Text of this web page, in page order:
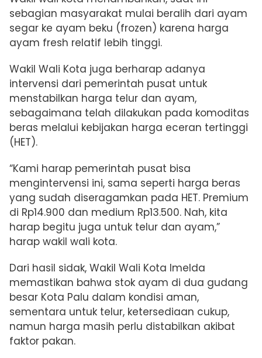
sebagian masyarakat mulai beralih dari ayam
segar ke ayam beku (frozen) karena harga
ayam fresh relatif lebih tinggi.
Wakil Wali Kota juga berharap adanya
intervensi dari pemerintah pusat untuk
menstabilkan harga telur dan ayam,
sebagaimana telah dilakukan pada komoditas
beras melalui kebijakan harga eceran tertinggi
(HET).
“Kami harap pemerintah pusat bisa
mengintervensi ini, sama seperti harga beras
yang sudah diseragamkan pada HET. Premium
di Rp14.900 dan medium Rp13.500. Nah, kita
harap begitu juga untuk telur dan ayam,”
harap wakil wali kota.
Dari hasil sidak, Wakil Wali Kota Imelda
memastikan bahwa stok ayam di dua gudang
besar Kota Palu dalam kondisi aman,
sementara untuk telur, ketersediaan cukup,
namun harga masih perlu distabilkan akibat
faktor pakan.